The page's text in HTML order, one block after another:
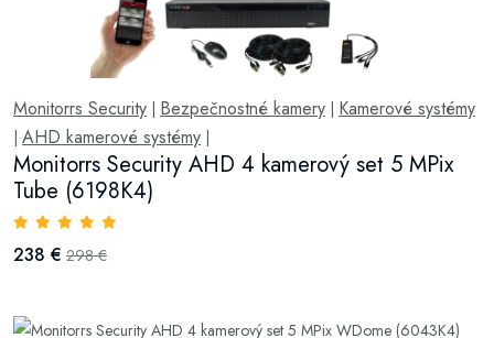
Monitorrs Security | Bezpečnostné kamery | Kamerové systémy
| AHD kamerové systémy |
Monitorrs Security AHD 4 kamerový set 5 MPix
Tube (6198K4)
238 € 298 €